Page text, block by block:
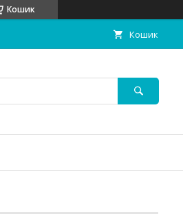
Кошик
Кошик